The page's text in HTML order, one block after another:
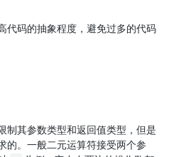
代码的抽象程度，避免过多的代码
制其参数类型和返回值类型，但是
的。一般二元运算符接受两个参